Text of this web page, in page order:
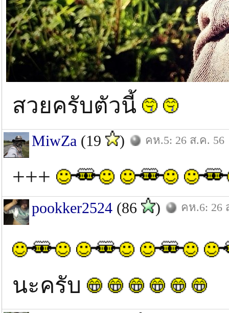
สวยครับตัวนี้
MiwZa (19 ) คห.5: 26 ส.ค. 56
+++
pookker2524 (86 ) คห.6: 26
นะครับ